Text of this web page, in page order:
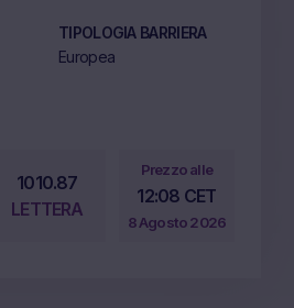
TIPOLOGIA BARRIERA
Europea
1010.87
LETTERA
Prezzo alle
12:08 CET
8 Agosto 2026